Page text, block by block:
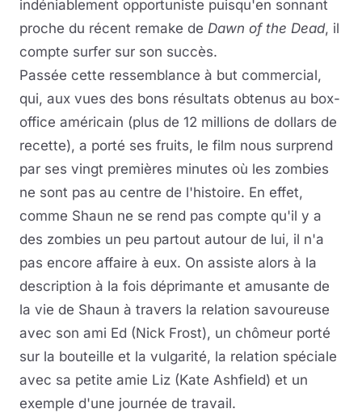
indéniablement opportuniste puisqu'en sonnant
proche du récent remake de Dawn of the Dead, il
compte surfer sur son succès.
Passée cette ressemblance à but commercial,
qui, aux vues des bons résultats obtenus au box-
office américain (plus de 12 millions de dollars de
recette), a porté ses fruits, le film nous surprend
par ses vingt premières minutes où les zombies
ne sont pas au centre de l'histoire. En effet,
comme Shaun ne se rend pas compte qu'il y a
des zombies un peu partout autour de lui, il n'a
pas encore affaire à eux. On assiste alors à la
description à la fois déprimante et amusante de
la vie de Shaun à travers la relation savoureuse
avec son ami Ed (Nick Frost), un chômeur porté
sur la bouteille et la vulgarité, la relation spéciale
avec sa petite amie Liz (Kate Ashfield) et un
exemple d'une journée de travail.